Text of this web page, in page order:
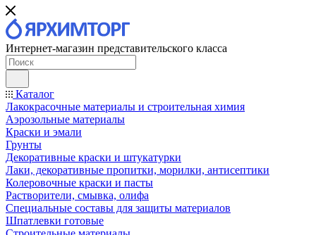
Интернет-магазин представительского класса
Каталог
Лакокрасочные материалы и строительная химия
Аэрозольные материалы
Краски и эмали
Грунты
Декоративные краски и штукатурки
Лаки, декоративные пропитки, морилки, антисептики
Колеровочные краски и пасты
Растворители, смывка, олифа
Специальные составы для защиты материалов
Шпатлевки готовые